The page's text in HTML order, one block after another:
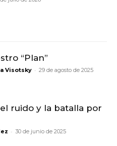
“Plan”
Visotsky - 29 de agosto de 2025
ruido y la batalla por
- 30 de junio de 2025